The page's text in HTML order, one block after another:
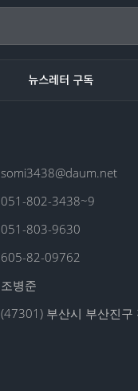
somi3438@daum.net
051-802-3438~9
051-803-9630
605-82-09762
조병준
(47301) 부산시 부산진구